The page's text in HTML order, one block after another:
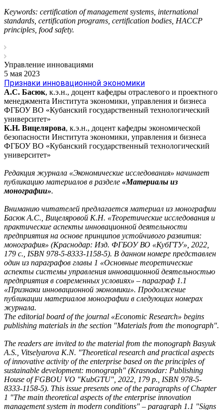
Keywords: certification of management systems, international
standards, certification programs, certification bodies, HACCP
principles, food safety.
Управление инновациями
5 мая 2023
Признаки инновационной экономики
А.С. Басюк, к.э.н., доцент кафедры отраслевого и проектного
менеджмента Института экономики, управления и бизнеса
ФГБОУ ВО «Кубанский государственный технологический
университет»
К.Н. Вицелярова, к.э.н., доцент кафедры экономической
безопасности Института экономики, управления и бизнеса
ФГБОУ ВО «Кубанский государственный технологический
университет»
Редакция журнала «Экономические исследования» начинает
публикацию материалов в разделе «Материалы из
монографии».
Вниманию читателей предлагается материал из монографии
Басюк А.С., Вицеляровой К.Н. «Теоретические исследования и
практические аспекты инновационной деятельности
предприятия на основе принципов устойчивого развития:
монография» (Краснодар: Изд. ФГБОУ ВО «КубГТУ», 2022,
179 с., ISBN 978-5-8333-1158-5). В данном номере представлен
один из параграфов главы 1 «Основные теоретические
аспекты системы управления инновационной деятельностью
предприятия в современных условиях» – параграф 1.1
«Признаки инновационной экономики». Продолжение
публикации материалов монографии в следующих номерах
журнала.
The editorial board of the journal «Economic Research» begins
publishing materials in the section "Materials from the monograph".
The readers are invited to the material from the monograph Basyuk
A.S., Vitselyarova K.N. "Theoretical research and practical aspects
of innovative activity of the enterprise based on the principles of
sustainable development: monograph" (Krasnodar: Publishing
House of FGBOU VO "KubGTU", 2022, 179 p., ISBN 978-5-
8333-1158-5). This issue presents one of the paragraphs of Chapter
1 "The main theoretical aspects of the enterprise innovation
management system in modern conditions" – paragraph 1.1 "Signs